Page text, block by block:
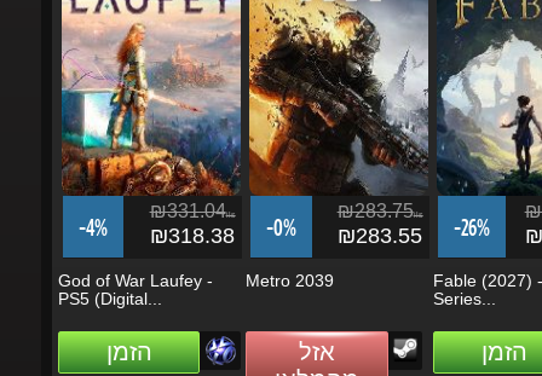
-4%
₪331.04ils
₪318.38
God of War Laufey -
הזמן
-0%
₪283.75
₪283.55
מהמלאי
-26%
Fable (2027) -